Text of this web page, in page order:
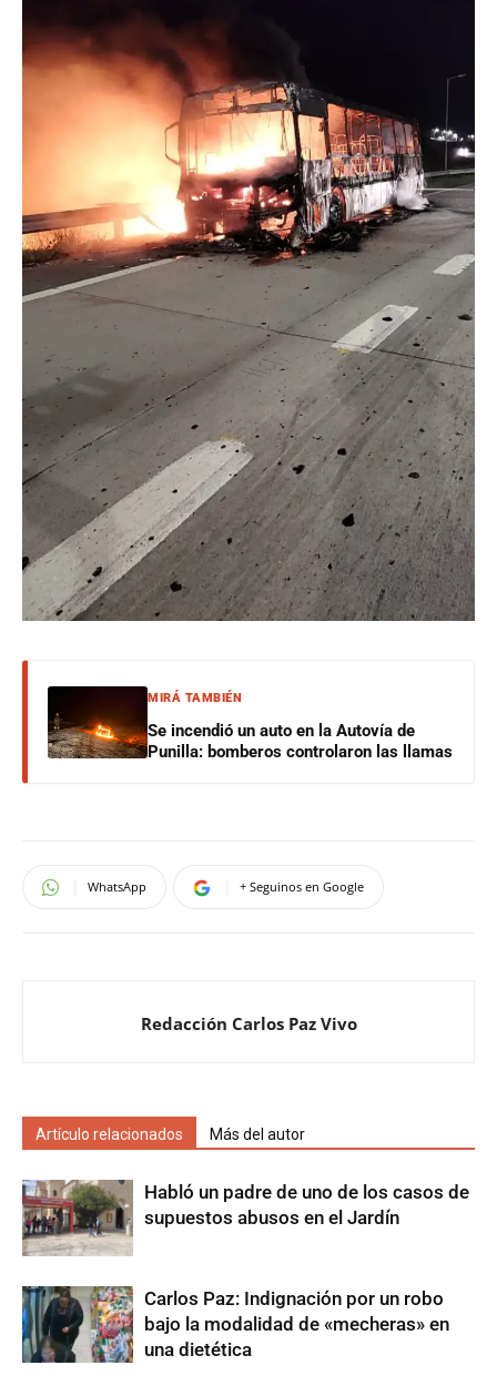
MIRÁ TAMBIÉN
Se incendió un auto en la Autovía de
Punilla: bomberos controlaron las llamas
WhatsApp + Seguinos en Google
Redacción Carlos Paz Vivo
Artículo relacionados Más del autor
Habló un padre de uno de los casos de
supuestos abusos en el Jardín
Carlos Paz: Indignación por un robo
bajo la modalidad de «mecheras» en
una dietética